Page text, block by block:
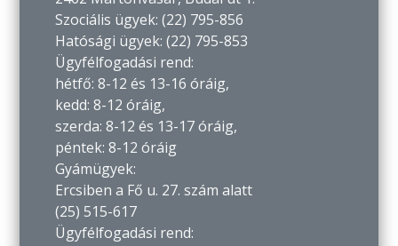
Szociális ügyek: (22) 795-856
Hatósági ügyek: (22) 795-853
Ügyfélfogadási rend:
hétfő: 8-12 és 13-16 óráig,
kedd: 8-12 óráig,
szerda: 8-12 és 13-17 óráig,
péntek: 8-12 óráig
Gyámügyek:
Ercsiben a Fő u. 27. szám alatt
(25) 515-617
Ügyfélfogadási rend: